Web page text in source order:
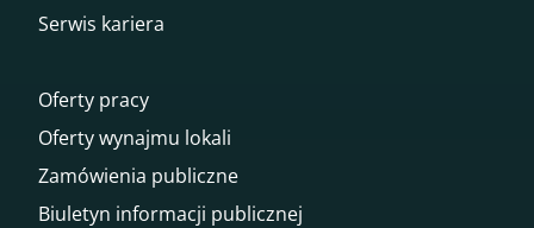
Serwis kariera
Oferty pracy
Oferty wynajmu lokali
Zamówienia publiczne
Biuletyn informacji publicznej